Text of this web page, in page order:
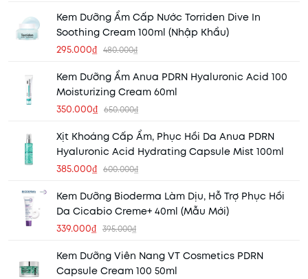
Kem Dưỡng Ẩm Cấp Nước Torriden Dive In
Soothing Cream 100ml (Nhập Khẩu)
295.000₫ 480.000₫
Kem Dưỡng Ẩm Anua PDRN Hyaluronic Acid 100
Moisturizing Cream 60ml
350.000₫ 650.000₫
Xịt Khoáng Cấp Ẩm, Phục Hồi Da Anua PDRN
Hyaluronic Acid Hydrating Capsule Mist 100ml
385.000₫ 600.000₫
Kem Dưỡng Bioderma Làm Dịu, Hỗ Trợ Phục Hồi
Da Cicabio Creme+ 40ml (Mẫu Mới)
339.000₫ 395.000₫
Kem Dưỡng Viên Nang VT Cosmetics PDRN
Capsule Cream 100 50ml